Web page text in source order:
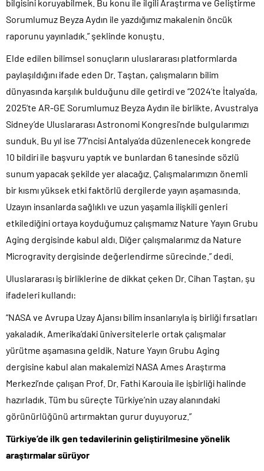
bilgisini koruyabilmek. Bu konu ile ilgili Araştırma ve Geliştirme
Sorumlumuz Beyza Aydın ile yazdığımız makalenin öncük
raporunu yayınladık.” şeklinde konuştu.
Elde edilen bilimsel sonuçların uluslararası platformlarda
paylaşıldığını ifade eden Dr. Taştan, çalışmaların bilim
dünyasında karşılık bulduğunu dile getirdi ve “2024’te İtalya’da,
2025’te AR-GE Sorumlumuz Beyza Aydın ile birlikte, Avustralya
Sidney’de Uluslararası Astronomi Kongresi’nde bulgularımızı
sunduk. Bu yıl ise 77’ncisi Antalya’da düzenlenecek kongrede
10 bildiri ile başvuru yaptık ve bunlardan 6 tanesinde sözlü
sunum yapacak şekilde yer alacağız. Çalışmalarımızın önemli
bir kısmı yüksek etki faktörlü dergilerde yayın aşamasında.
Uzayın insanlarda sağlıklı ve uzun yaşamla ilişkili genleri
etkilediğini ortaya koyduğumuz çalışmamız Nature Yayın Grubu
Aging dergisinde kabul aldı. Diğer çalışmalarımız da Nature
Microgravity dergisinde değerlendirme sürecinde.” dedi.
Uluslararası iş birliklerine de dikkat çeken Dr. Cihan Taştan, şu
ifadeleri kullandı:
“NASA ve Avrupa Uzay Ajansı bilim insanlarıyla iş birliği fırsatları
yakaladık. Amerika’daki üniversitelerle ortak çalışmalar
yürütme aşamasına geldik. Nature Yayın Grubu Aging
dergisine kabul alan makalemizi NASA Ames Araştırma
Merkezi’nde çalışan Prof. Dr. Fathi Karouia ile işbirliği halinde
hazırladık. Tüm bu süreçte Türkiye’nin uzay alanındaki
görünürlüğünü artırmaktan gurur duyuyoruz.”
Türkiye’de ilk gen tedavilerinin geliştirilmesine yönelik
araştırmalar sürüyor